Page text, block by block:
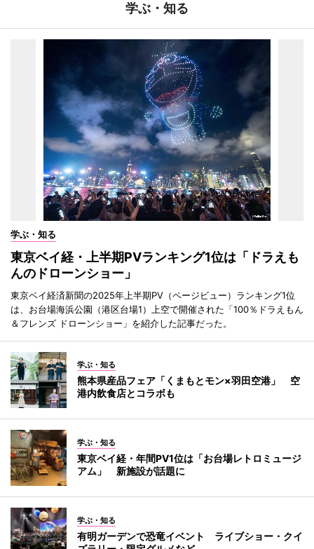
学ぶ・知る
学ぶ・知る
東京ベイ経・上半期PVランキング1位は「ドラえも
んのドローンショー」
東京ベイ経済新聞の2025年上半期PV（ページビュー）ランキング1位
は、お台場海浜公園（港区台場1）上空で開催された「100％ドラえもん
＆フレンズ ドローンショー」を紹介した記事だった。
学ぶ・知る
熊本県産品フェア「くまもとモン×羽田空港」 空
港内飲食店とコラボも
学ぶ・知る
東京ベイ経・年間PV1位は「お台場レトロミュージ
アム」 新施設が話題に
学ぶ・知る
有明ガーデンで恐竜イベント ライブショー・クイ